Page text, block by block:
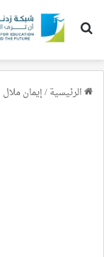
بحث عن
الرئيسية/إيمان ملال